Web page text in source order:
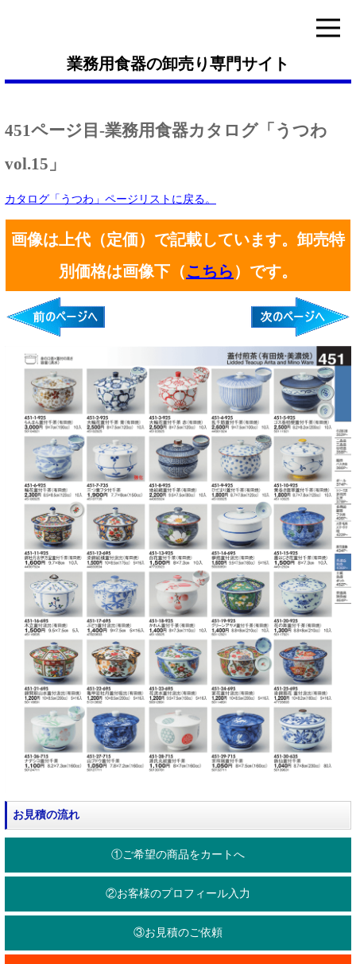
業務用食器の卸売り専門サイト
451ページ目-業務用食器カタログ「うつわ
vol.15」
カタログ「うつわ」ページリストに戻る。
画像は上代（定価）で記載しています。卸売特
別価格は画像下（こちら ）です。
お見積の流れ
①ご希望の商品をカートへ
②お客様のプロフィール入力
③お見積のご依頼